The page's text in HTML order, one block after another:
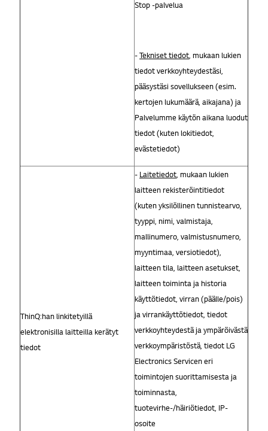
Stop -palvelua
-Tekniset tiedot, mukaan lukien
tiedot verkkoyhteydestäsi,
pääsystäsi sovellukseen (esim.
kertojen lukumäärä, aikajana) ja
Palvelumme käytön aikana luodut
tiedot (kuten lokitiedot,
evästetiedot)
ThinQ:han linkitetyillä
elektronisilla laitteilla kerätyt
tiedot
- Laitetiedot, mukaan lukien
laitteen rekisteröintitiedot
(kuten yksilöllinen tunnistearvo,
tyyppi, nimi, valmistaja,
mallinumero, valmistusnumero,
myyntimaa, versiotiedot),
laitteen tila, laitteen asetukset,
laitteen toiminta ja historia
käyttötiedot, virran (päälle/pois)
ja virrankäyttötiedot, tiedot
verkkoyhteydestä ja ympäröivästä
verkkoympäristöstä, tiedot LG
Electronics Servicen eri
toimintojen suorittamisesta ja
toiminnasta,
tuotevirhe-/häiriötiedot, IP-
osoite